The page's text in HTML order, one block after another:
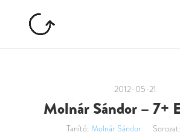
2012-05-21
Molnár Sándor – 7+
Tanító: Molnár Sándor Sorozat: